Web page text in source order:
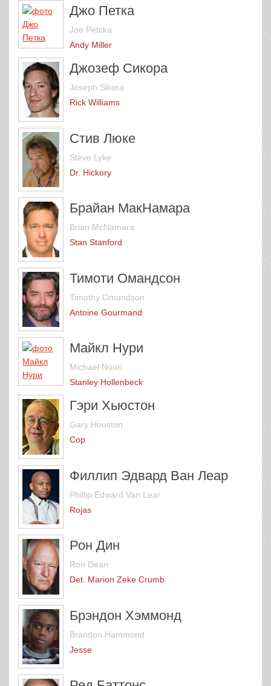
Джо Петка
Joe Petcka
Andy Miller
Джозеф Сикора
Joseph Sikora
Rick Williams
Стив Люке
Steve Lyke
Dr. Hickory
Брайан МакНамара
Brian McNamara
Stan Stanford
Тимоти Омандсон
Timothy Omundson
Antoine Gourmand
Майкл Нури
Michael Nouri
Stanley Hollenbeck
Гэри Хьюстон
Gary Houston
Cop
Филлип Эдвард Ван Леар
Phillip Edward Van Lear
Rojas
Рон Дин
Ron Dean
Det. Marion Zeke Crumb
Брэндон Хэммонд
Brandon Hammond
Jesse